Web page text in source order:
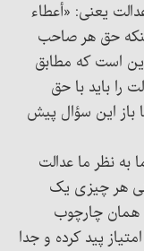
یعنی: «أعطاء
حق هر صاحب
است که مطابق
را باید با حق
باز این سؤال پیش
به نظر ما عدالت
هر چیزی یک
همان چارچوب
پید کرده و جدا